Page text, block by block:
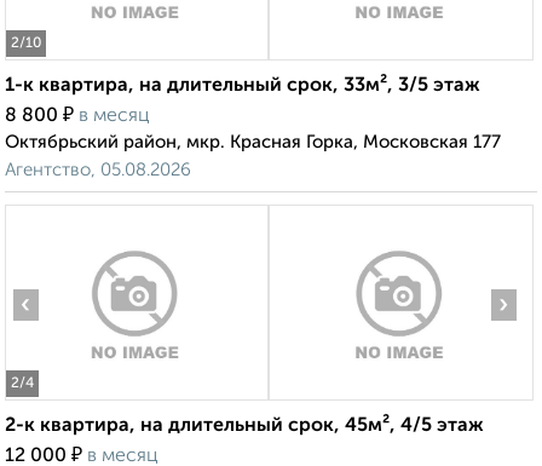
2/10
1-к квартира, на длительный срок, 33м², 3/5 этаж
8 800 ₽ в месяц
Октябрьский район, мкр. Красная Горка, Московская 177
Агентство, 05.08.2026
2/4
‹ ›
2-к квартира, на длительный срок, 45м², 4/5 этаж
12 000 ₽ в месяц